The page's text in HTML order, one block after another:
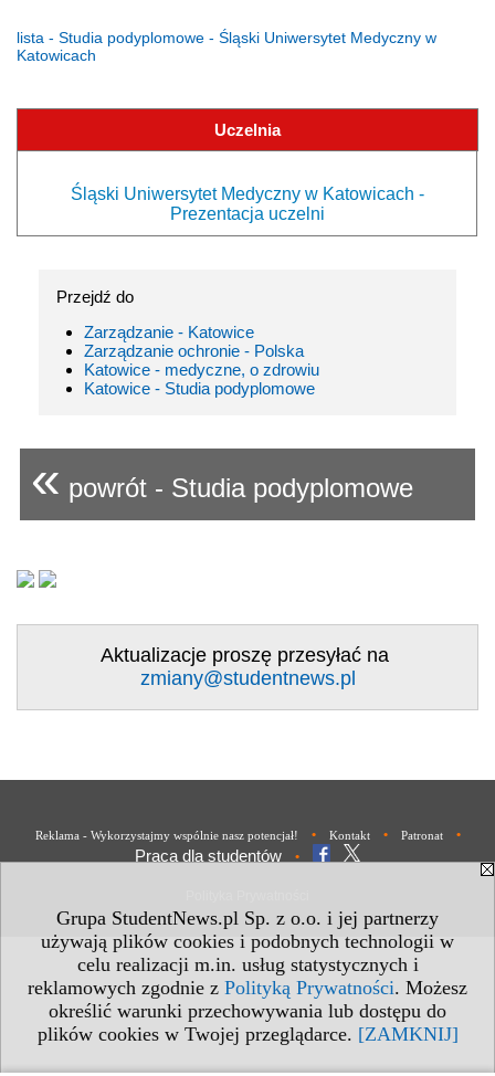
Grupa StudentNews.pl Sp. z o.o. i jej partnerzy
używają plików cookies i podobnych technologii w
celu realizacji m.in. usług statystycznych i
reklamowych zgodnie z Polityką Prywatności. Możesz
określić warunki przechowywania lub dostępu do
plików cookies w Twojej przeglądarce. [ZAMKNIJ]
lista - Studia podyplomowe - Śląski Uniwersytet Medyczny w
Katowicach
Uczelnia
Śląski Uniwersytet Medyczny w Katowicach -
Prezentacja uczelni
Przejdź do
Zarządzanie - Katowice
Zarządzanie ochronie - Polska
Katowice - medyczne, o zdrowiu
Katowice - Studia podyplomowe
« powrót - Studia podyplomowe
Aktualizacje proszę przesyłać na
zmiany@studentnews.pl
Reklama - Wykorzystajmy wspólnie nasz potencjał! • Kontakt • Patronat •
Praca dla studentów •